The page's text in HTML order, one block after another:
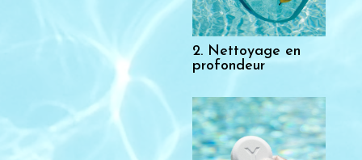
2. Nettoyage en
profondeur